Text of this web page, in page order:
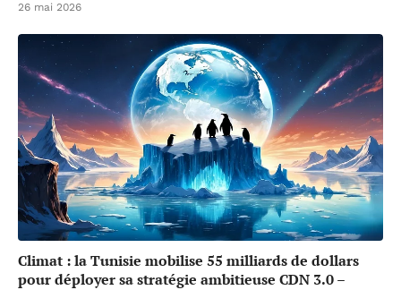
26 mai 2026
Climat : la Tunisie mobilise 55 milliards de dollars
pour déployer sa stratégie ambitieuse CDN 3.0 –